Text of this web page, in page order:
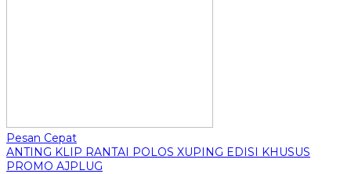
Pesan Cepat
ANTING KLIP RANTAI POLOS XUPING EDISI KHUSUS
PROMO AJPLUG